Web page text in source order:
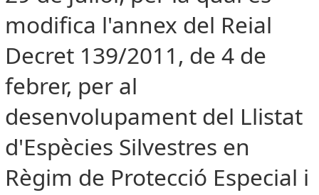
modifica l'annex del Reial
Decret 139/2011, de 4 de
febrer, per al
desenvolupament del Llistat
d'Espècies Silvestres en
Règim de Protecció Especial i